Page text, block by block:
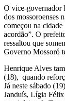
O vice-governador
dos mossoroenses
começou na
acordão”. O
ressaltou que
Governo Mossoró
Henrique Alves
(18), quando
Já neste sábado
Janduís, Lígia Félix